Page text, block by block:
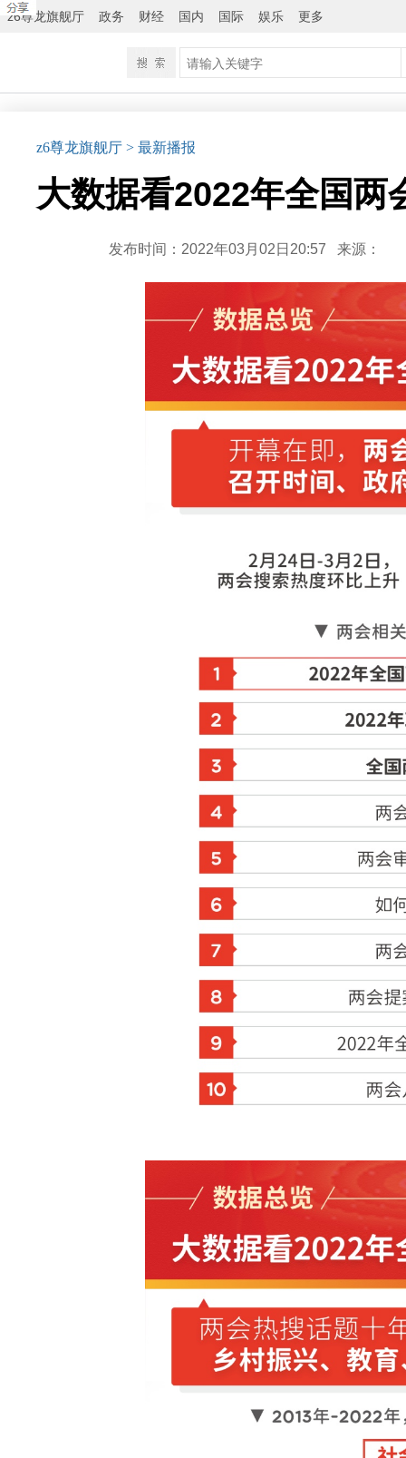
z6尊龙旗舰厅 政务 财经 国内 国际 娱乐 更多
z6尊龙旗舰厅 > 最新播报
大数据看2022年全国两
发布时间：2022年03月02日20:57 来源：